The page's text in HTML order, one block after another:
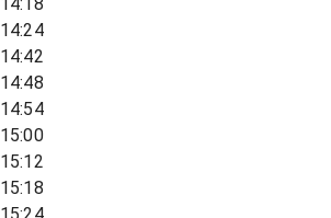
14:18
14:24
14:42
14:48
14:54
15:00
15:12
15:18